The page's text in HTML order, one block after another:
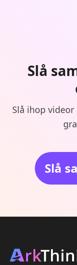
Slå
Slå ihop
Slå